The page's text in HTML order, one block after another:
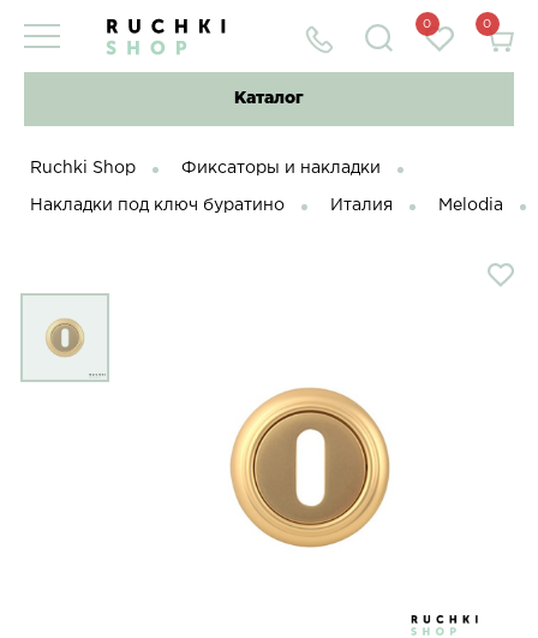
0 0
Каталог
Ruchki Shop Фиксаторы и накладки
Накладки под ключ буратино Италия Melodia